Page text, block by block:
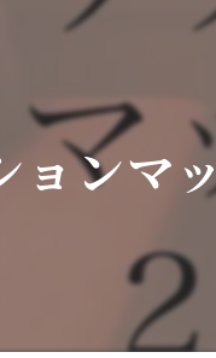
ョンマ